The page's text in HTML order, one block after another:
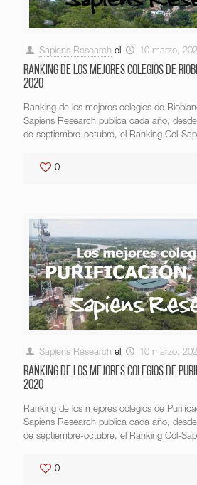
Sapiens Research el 10 marzo,
Ranking de los mejores colegios de
2020
Ranking de los mejores colegios de
Sapiens Research publica cada año,
de septiembre-octubre, el Ranking Col-
0
Sapiens Research el 10 marzo,
Ranking de los mejores colegios de
2020
Ranking de los mejores colegios de
Sapiens Research publica cada año,
de septiembre-octubre, el Ranking Col-
0